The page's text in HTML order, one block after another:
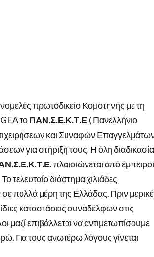
πρωτοδικείο Κομοτηνής με τη
τοΠΑΝ.Σ.Ε.Κ.Τ.Ε.( Πανελλήνιο
και Συναφών
για στήριξή τους. Η όλη διαδικασία
. πλαισιώνεται από
τελευταίο διάστημα χιλιάδες
πολλά μέρη της Ελλάδας. Πριν
καταστάσεις συναδέλφων στις
επιβάλλεται να αντιμετωπίσουμε
Για τους ανωτέρω λόγους γίνεται